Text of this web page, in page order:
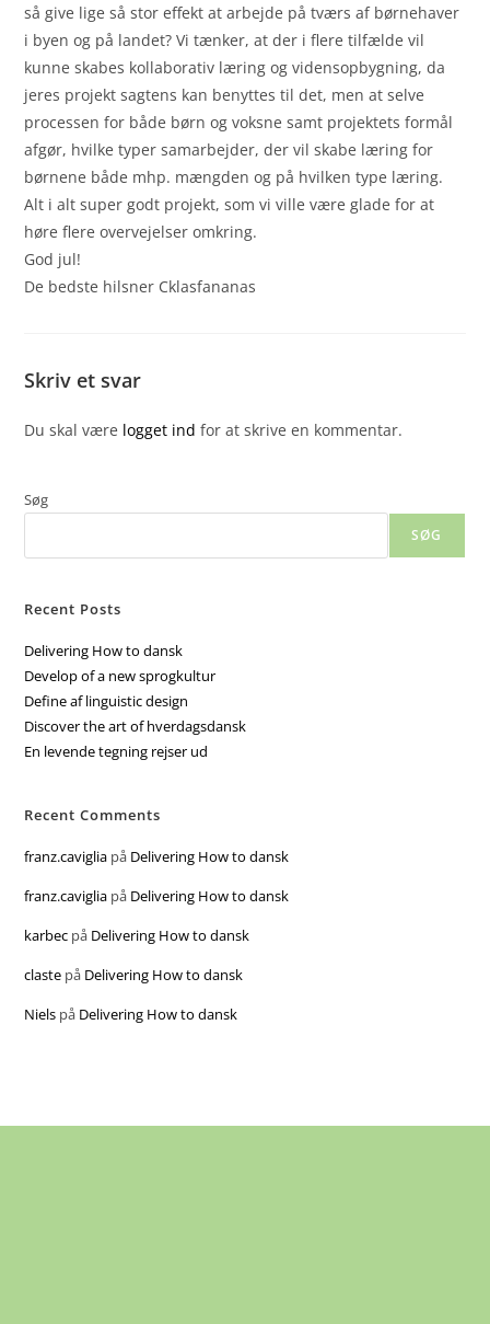
så give lige så stor effekt at arbejde på tværs af børnehaver
i byen og på landet? Vi tænker, at der i flere tilfælde vil
kunne skabes kollaborativ læring og vidensopbygning, da
jeres projekt sagtens kan benyttes til det, men at selve
processen for både børn og voksne samt projektets formål
afgør, hvilke typer samarbejder, der vil skabe læring for
børnene både mhp. mængden og på hvilken type læring.
Alt i alt super godt projekt, som vi ville være glade for at
høre flere overvejelser omkring.
God jul!
De bedste hilsner Cklasfananas
Skriv et svar
Du skal være logget ind for at skrive en kommentar.
Søg
SØG
Recent Posts
Delivering How to dansk
Develop of a new sprogkultur
Define af linguistic design
Discover the art of hverdagsdansk
En levende tegning rejser ud
Recent Comments
franz.caviglia på Delivering How to dansk
franz.caviglia på Delivering How to dansk
karbec på Delivering How to dansk
claste på Delivering How to dansk
Niels på Delivering How to dansk